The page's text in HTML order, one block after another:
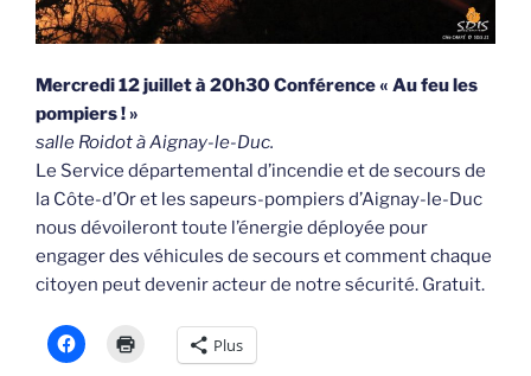
Mercredi 12 juillet à 20h30 Conférence « Au feu les
pompiers ! »
salle Roidot à Aignay-le-Duc.
Le Service départemental d’incendie et de secours de
la Côte-d’Or et les sapeurs-pompiers d’Aignay-le-Duc
nous dévoileront toute l’énergie déployée pour
engager des véhicules de secours et comment chaque
citoyen peut devenir acteur de notre sécurité. Gratuit.
Plus